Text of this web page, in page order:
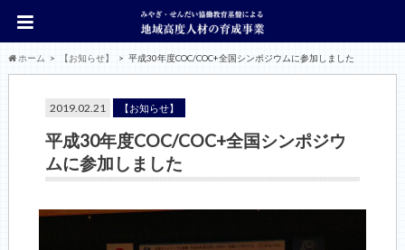
ホーム 【お知らせ】 平成30年度COC/COC+全国シンポジウムに参加しました
2019.02.21 【お知らせ】
平成30年度COC/COC+全国シンポジウ
ムに参加しました